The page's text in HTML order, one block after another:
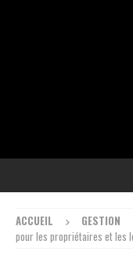
ACCUEIL GESTION
pour les propriétaires et les